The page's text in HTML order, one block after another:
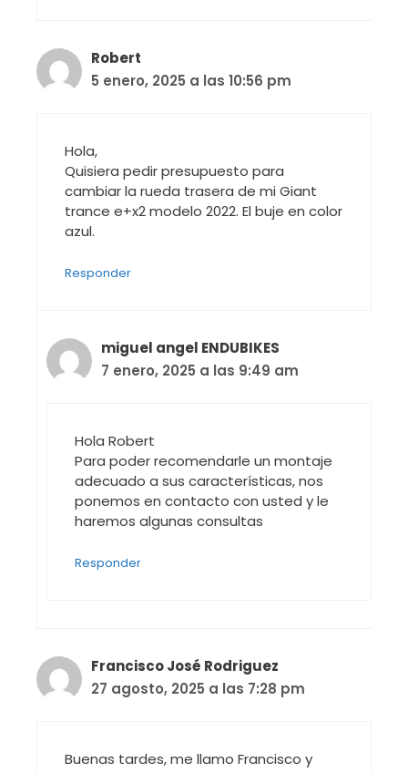
Robert
5 enero, 2025 a las 10:56 pm
Hola,
Quisiera pedir presupuesto para
cambiar la rueda trasera de mi Giant
trance e+x2 modelo 2022. El buje en color
azul.
Responder
miguel angel ENDUBIKES
7 enero, 2025 a las 9:49 am
Hola Robert
Para poder recomendarle un montaje
adecuado a sus características, nos
ponemos en contacto con usted y le
haremos algunas consultas
Responder
Francisco José Rodriguez
27 agosto, 2025 a las 7:28 pm
Buenas tardes, me llamo Francisco y